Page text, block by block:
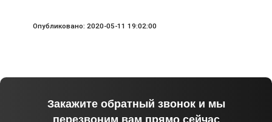
Опубликовано: 2020-05-11 19:02:00
Закажите обратный звонок и мы
перезвоним вам прямо сейчас